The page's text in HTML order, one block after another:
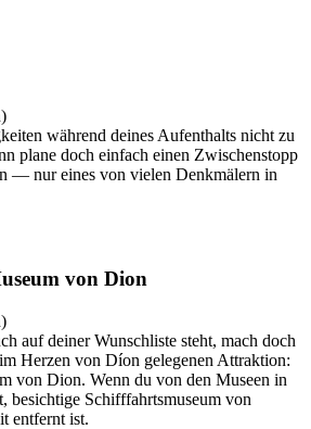
während deines Aufenthalts nicht zu
plane doch einfach einen Zwischenstopp
— nur eines von vielen Denkmälern in
von Dion
auf deiner Wunschliste steht, mach doch
Herzen von Díon gelegenen Attraktion:
von Dion. Wenn du von den Museen in
besichtige Schifffahrtsmuseum von
entfernt ist.